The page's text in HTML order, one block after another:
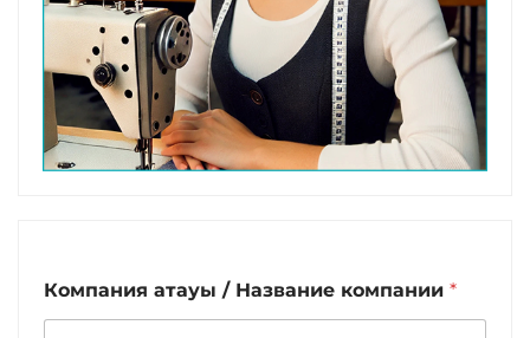
Компания атауы / Название компании *